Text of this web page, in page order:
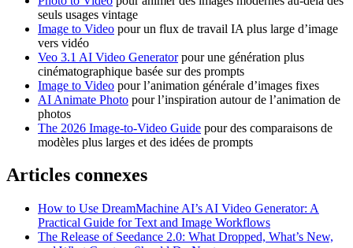
seuls usages vintage
Image to Video pour un flux de travail IA plus large d’image
vers vidéo
Veo 3.1 AI Video Generatorpour une génération plus
cinématographique basée sur des prompts
Image to Video pour l’animation générale d’images fixes
AI Animate Photo pour l’inspiration autour de l’animation de
photos
The 2026 Image-to-Video Guide pour des comparaisons de
modèles plus larges et des idées de prompts
Articles connexes
How to Use DreamMachine AI’s AI Video Generator: A
Practical Guide for Text and Image Workflows
The Release of Seedance 2.0: What Dropped, What’s New,